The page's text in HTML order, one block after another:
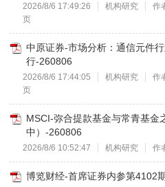
2026/8/6 17:49:26 机构研究 作
页
中原证券-市场分析：通信元件
行-260806
2026/8/6 17:44:05 机构研究 作
页
MSCI-弥合提款基金与常青基金
中）-260806
2026/8/6 10:52:47 机构研究 作
博览财经-首席证券内参第4102